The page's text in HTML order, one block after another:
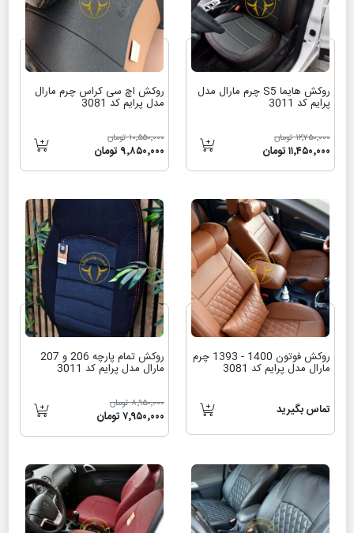
روکش هایما S5 چرم مارال مدل
پرایم کد 3011
۱۲٬۷۵۰٬۰۰۰ تومان
۱۱٬۴۵۰٬۰۰۰ تومان
روکش اچ سی کراس چرم مارال
مدل پرایم کد 3081
۱۰٬۵۵۰٬۰۰۰ تومان
۹٬۸۵۰٬۰۰۰ تومان
روکش فوتون 1400 - 1393 چرم
مارال مدل پرایم کد 3081
تماس بگیرید
روکش تمام پارچه 206 و 207
مارال مدل پرایم کد 3011
۸٬۹۵۰٬۰۰۰ تومان
۷٬۹۵۰٬۰۰۰ تومان